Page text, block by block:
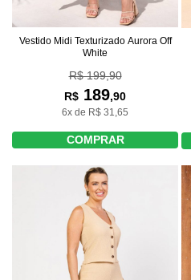
Vestido Midi Texturizado Aurora Off
White
R$ 199,90
R$ 189,90
6x de R$ 31,65
COMPRAR